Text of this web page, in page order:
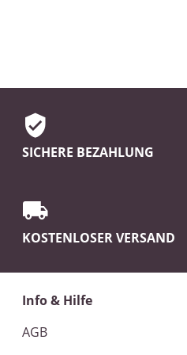
SICHERE BEZAHLUNG
KOSTENLOSER VERSAND
Info & Hilfe
AGB